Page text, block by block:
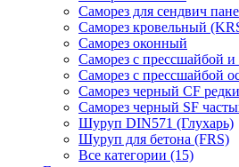
Саморез для сендвич
Саморез кровельный
Саморез оконный
Саморез с прессшайбой
Саморез с прессшайбой
Саморез черный CF
Саморез черный SF
Шуруп DIN571 (Глухарь)
Шуруп для бетона (FRS)
Все категории (15)